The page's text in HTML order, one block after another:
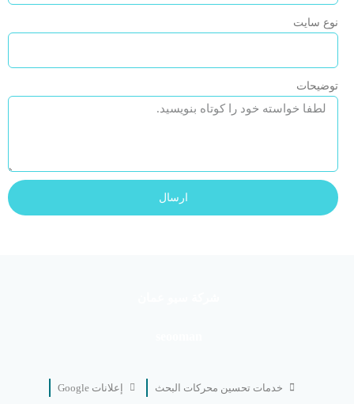
نوع سایت
توضیحات
ارسال
خدمات تحسين محركات البحث إعلانات Google